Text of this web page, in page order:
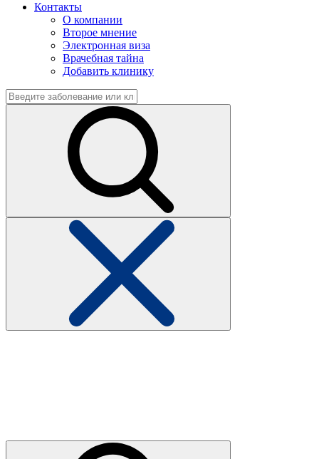
Контакты
О компании
Второе мнение
Электронная виза
Врачебная тайна
Добавить клинику